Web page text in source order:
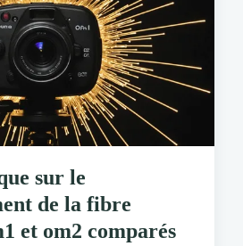
sur le
de la fibre
et om2 comparés